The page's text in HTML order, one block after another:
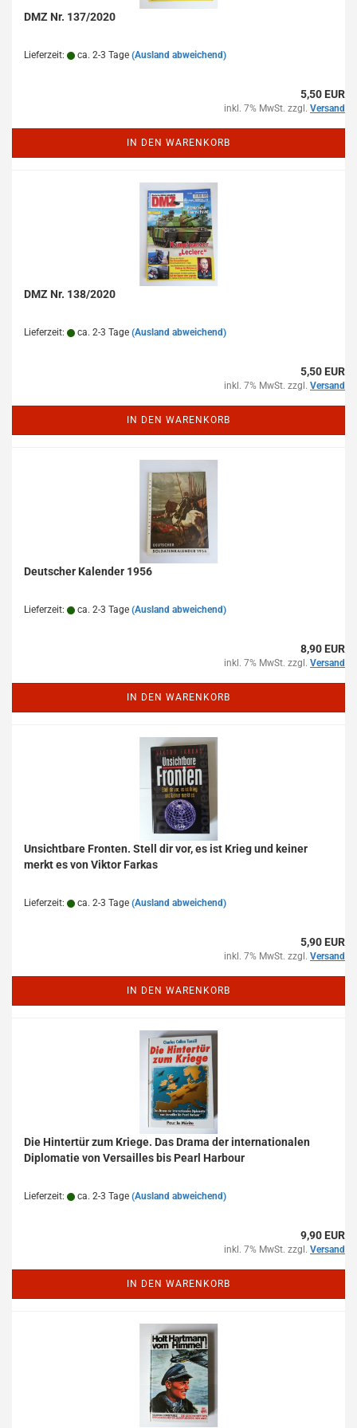
DMZ Nr. 137/2020
Lieferzeit: ca. 2-3 Tage (Ausland abweichend)
5,50 EUR
inkl. 7% MwSt. zzgl. Versand
IN DEN WARENKORB
DMZ Nr. 138/2020
Lieferzeit: ca. 2-3 Tage (Ausland abweichend)
5,50 EUR
inkl. 7% MwSt. zzgl. Versand
IN DEN WARENKORB
Deutscher Kalender 1956
Lieferzeit: ca. 2-3 Tage (Ausland abweichend)
8,90 EUR
inkl. 7% MwSt. zzgl. Versand
IN DEN WARENKORB
Unsichtbare Fronten. Stell dir vor, es ist Krieg und keiner
merkt es von Viktor Farkas
Lieferzeit: ca. 2-3 Tage (Ausland abweichend)
5,90 EUR
inkl. 7% MwSt. zzgl. Versand
IN DEN WARENKORB
Die Hintertür zum Kriege. Das Drama der internationalen
Diplomatie von Versailles bis Pearl Harbour
Lieferzeit: ca. 2-3 Tage (Ausland abweichend)
9,90 EUR
inkl. 7% MwSt. zzgl. Versand
IN DEN WARENKORB